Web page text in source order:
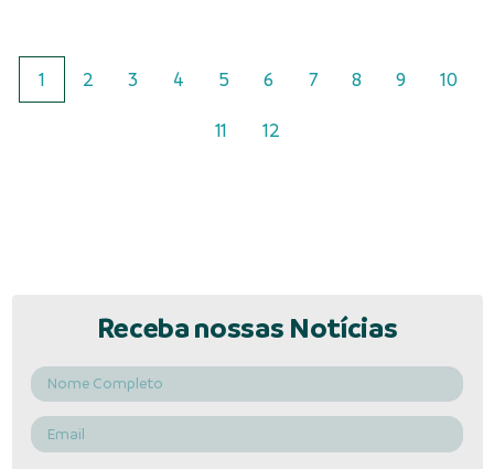
1 2 3 4 5 6 7 8 9 10
11 12
Receba nossas Notícias